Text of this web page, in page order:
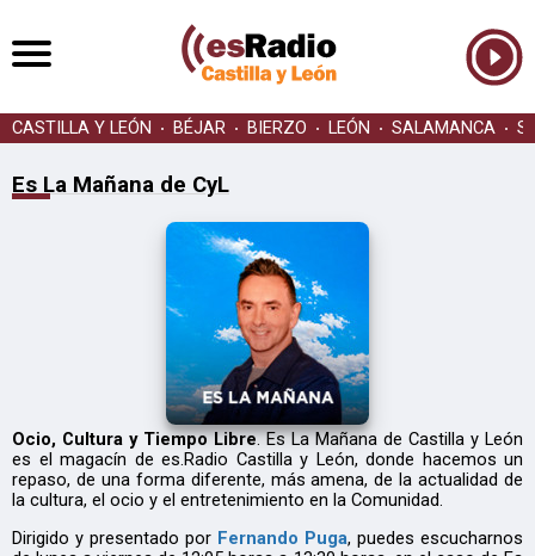
CASTILLA Y LEÓN BÉJAR BIERZO LEÓN SALAMANCA
Es La Mañana de CyL
Ocio, Cultura y Tiempo Libre. Es La Mañana de Castilla y León
es el magacín de es.Radio Castilla y León, donde hacemos un
repaso, de una forma diferente, más amena, de la actualidad de
la cultura, el ocio y el entretenimiento en la Comunidad.
Dirigido y presentado por Fernando Puga, puedes escucharnos